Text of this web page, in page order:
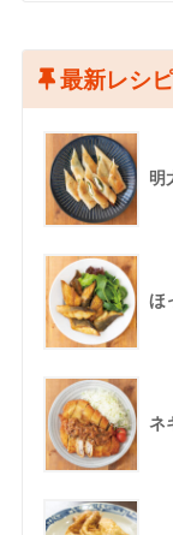
最新レシピ
明
ほ
ネ